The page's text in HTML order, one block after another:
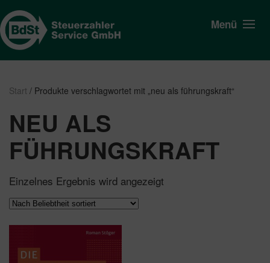
Menü
Start / Produkte verschlagwortet mit „neu als führungskraft“
NEU ALS
FÜHRUNGSKRAFT
Einzelnes Ergebnis wird angezeigt